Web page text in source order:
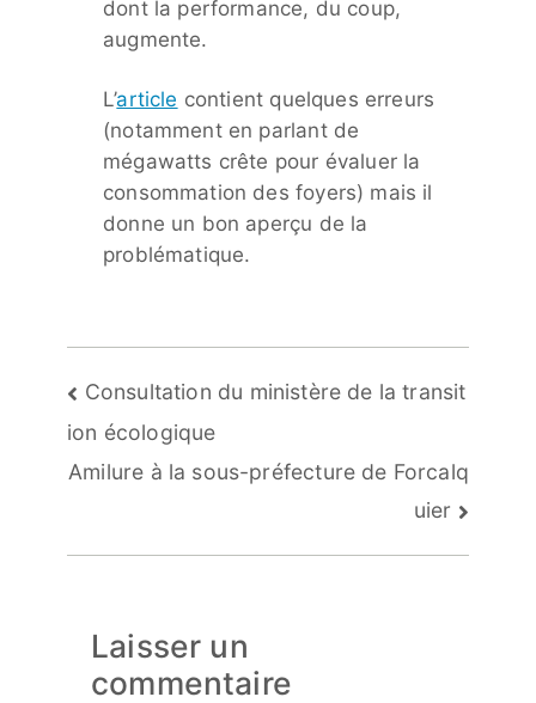
dont la performance, du coup,
augmente.
L’article contient quelques erreurs
(notamment en parlant de
mégawatts crête pour évaluer la
consommation des foyers) mais il
donne un bon aperçu de la
problématique.
Navigation
de
l’article
Consultation du ministère de la transit
ion écologique
Amilure à la sous-préfecture de Forcalq
uier
Laisser un
commentaire